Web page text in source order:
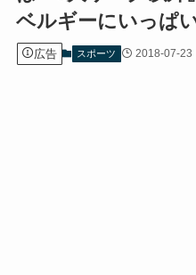
ベルギーにいっぱ
広告 スポーツ 2018-07-23